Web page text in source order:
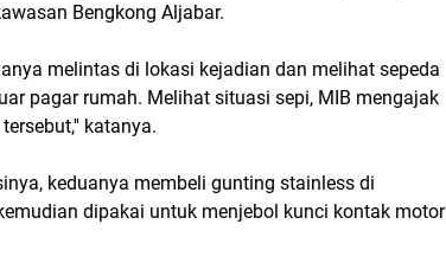
Bengkong Aljabar.
melintas di lokasi kejadian dan melihat sepeda
pagar rumah. Melihat situasi sepi, MIB mengajak
katanya.
keduanya membeli gunting stainless di
dipakai untuk menjebol kunci kontak motor